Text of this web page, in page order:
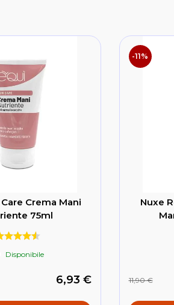
Crema Mani
75ml
Disponibile
6,93 €
-11%
Nuxe
11,90 €